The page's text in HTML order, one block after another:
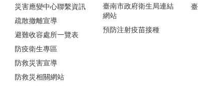
災害應變中心聯繫資訊
疏散撤離宣導
避難收容處所一覽表
防疫衛生專區
防救災害宣導
防救災相關網站
臺南市政府衛生局連結
網站
預防注射疫苗接種